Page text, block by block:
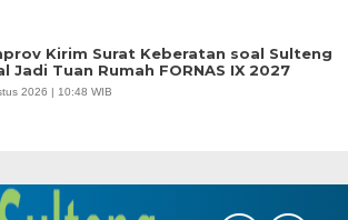
Kirim Surat Keberatan soal Sulteng
Jadi Tuan Rumah FORNAS IX 2027
2026 | 10:48 WIB